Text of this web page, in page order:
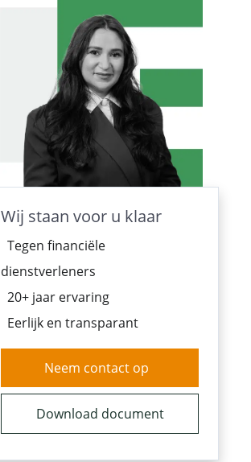
Wij staan voor u klaar
Tegen financiële
dienstverleners
20+ jaar ervaring
Eerlijk en transparant
Neem contact op
Download document